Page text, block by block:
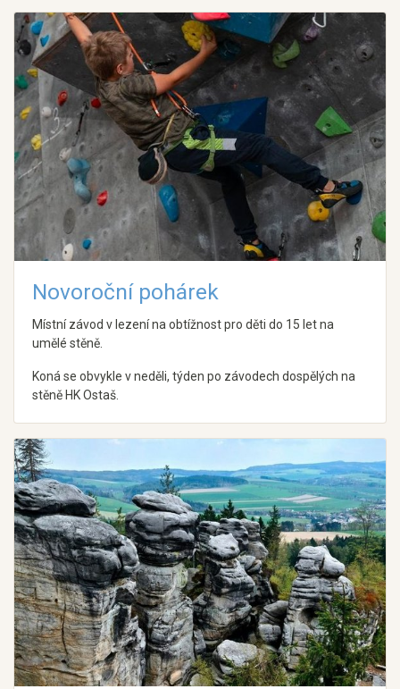
Novoroční pohárek
Místní závod v lezení na obtížnost pro děti do 15 let na
umělé stěně.
Koná se obvykle v neděli, týden po závodech dospělých na
stěně HK Ostaš.